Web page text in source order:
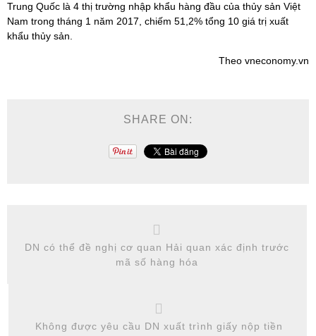
Trung Quốc là 4 thị trường nhập khẩu hàng đầu của thủy sản Việt
Nam trong tháng 1 năm 2017, chiếm 51,2% tổng 10 giá trị xuất
khẩu thủy sản.
Theo vneconomy.vn
SHARE ON:
DN có thể đề nghị cơ quan Hải quan xác định trước
mã số hàng hóa
Không được yêu cầu DN xuất trình giấy nộp tiền